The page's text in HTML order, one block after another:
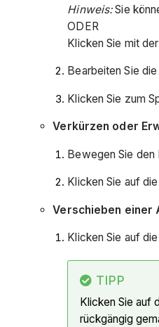
Hinweis:Sie
ODER
Klicken Sie mit
Bearbeiten Sie
Klicken Sie zum
Verkürzen oder
Bewegen Sie
Klicken Sie auf die
Verschieben einer
Klicken Sie auf
TIPP
Klicken Sie auf
rückgängig